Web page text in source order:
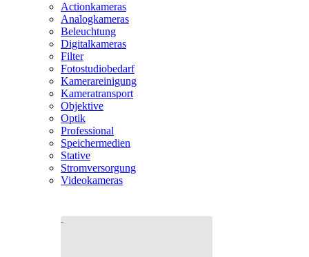
Actionkameras
Analogkameras
Beleuchtung
Digitalkameras
Filter
Fotostudiobedarf
Kamerareinigung
Kameratransport
Objektive
Optik
Professional
Speichermedien
Stative
Stromversorgung
Videokameras